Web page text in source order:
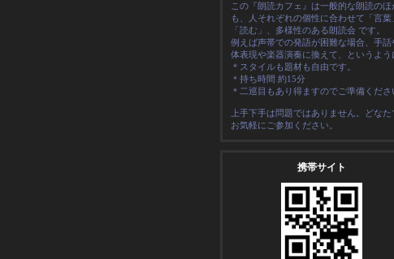
この『朗読カフェ』は一般的な朗読のほ
も、人それぞれの個性に合わせて「言葉
「読む」、多様性のある朗読会 です。
例えば声帯での発語が困難な場合、手話
体表現や楽器演奏に換えて、というよう
＊スタイルも題材も自由です。
＊ 持ち時間 約15分
＊二巡目もあり得ますのでご準備くださ
上手下手は問題ではありません。どなた
お気軽にご参加ください。
携帯サイト